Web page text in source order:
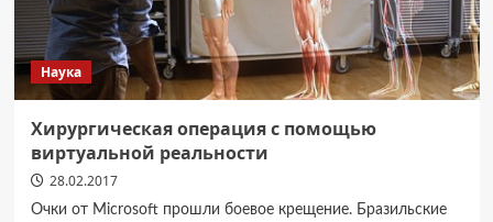
Наука
Хирургическая операция с помощью
виртуальной реальности
28.02.2017
Очки от Microsoft прошли боевое крещение. Бразильские